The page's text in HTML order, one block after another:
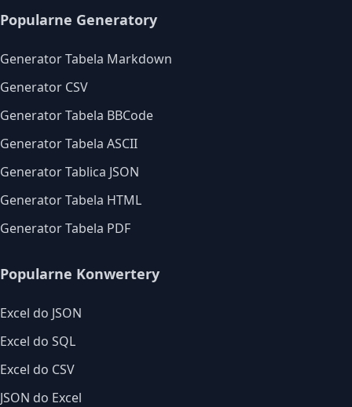
Popularne Generatory
Generator Tabela Markdown
Generator CSV
Generator Tabela BBCode
Generator Tabela ASCII
Generator Tablica JSON
Generator Tabela HTML
Generator Tabela PDF
Popularne Konwertery
Excel do JSON
Excel do SQL
Excel do CSV
JSON do Excel